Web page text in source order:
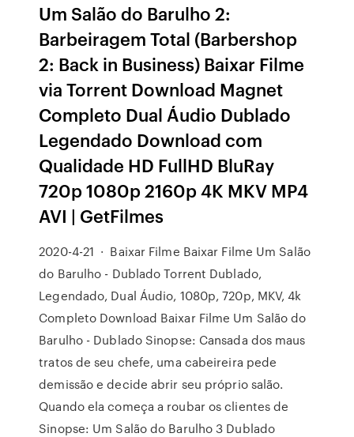
Um Salão do Barulho 2:
Barbeiragem Total (Barbershop
2: Back in Business) Baixar Filme
via Torrent Download Magnet
Completo Dual Áudio Dublado
Legendado Download com
Qualidade HD FullHD BluRay
720p 1080p 2160p 4K MKV MP4
AVI | GetFilmes
2020-4-21 · Baixar Filme Baixar Filme Um Salão
do Barulho - Dublado Torrent Dublado,
Legendado, Dual Áudio, 1080p, 720p, MKV, 4k
Completo Download Baixar Filme Um Salão do
Barulho - Dublado Sinopse: Cansada dos maus
tratos de seu chefe, uma cabeireira pede
demissão e decide abrir seu próprio salão.
Quando ela começa a roubar os clientes de
Sinopse: Um Salão do Barulho 3 Dublado